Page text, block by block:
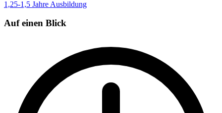
1,25-1,5 Jahre Ausbildung
Auf einen Blick